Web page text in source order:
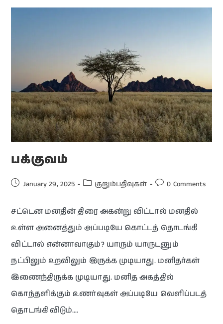
பக்குவம்
January 29, 2025 குறும்பதிவுகள் 0 Comments
சட்டென மனதின் திரை அகன்று விட்டால் மனதில்
உள்ள அனைத்தும் அப்படியே கொட்டத் தொடங்கி
விட்டால் என்னாவாகும்? யாரும் யாருடனும்
நட்பிலும் உறவிலும் இருக்க முடியாது. மனிதர்கள்
இணைந்திருக்க முடியாது. மனித அகத்தில்
கொந்தளிக்கும் உணர்வுகள் அப்படியே வெளிப்படத்
தொடங்கி விடும்.…